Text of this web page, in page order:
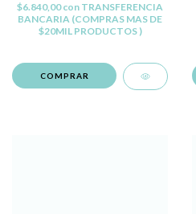
$6.840,00con TRANSFERENCIA
BANCARIA (COMPRAS MAS DE
$20MIL PRODUCTOS )